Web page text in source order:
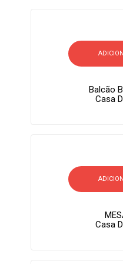
Balcão
Casa
Casa